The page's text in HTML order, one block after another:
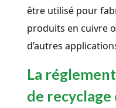
être utilisé pour
produits en cuivre
d’autres
La
de recyclage